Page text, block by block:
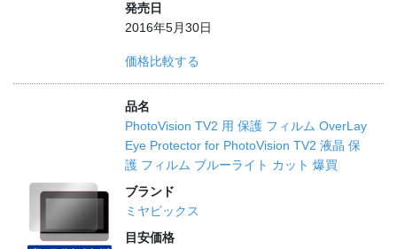
発売日
2016年5月30日
価格比較する
品名
PhotoVision TV2 用 保護 フィルム OverLay
Eye Protector for PhotoVision TV2 液晶 保
護 フィルム ブルーライト カット 爆買
ブランド
ミヤビックス
目安価格